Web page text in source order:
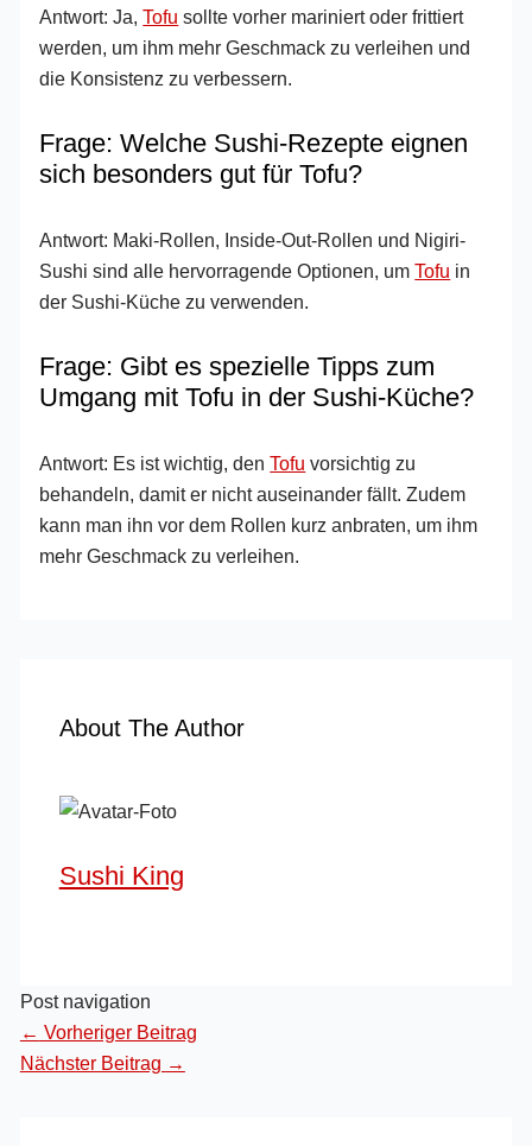
Antwort: Ja,Tofu sollte vorher mariniert oder frittiert
werden, um ihm mehr Geschmack zu verleihen und
die Konsistenz zu verbessern.
Frage: Welche Sushi-Rezepte eignen
sich besonders gut für Tofu?
Antwort: Maki-Rollen, Inside-Out-Rollen und Nigiri-
Sushi sind alle hervorragende Optionen, umTofu in
der Sushi-Küche zu verwenden.
Frage: Gibt es spezielle Tipps zum
Umgang mit Tofu in der Sushi-Küche?
Antwort: Es ist wichtig, denTofu vorsichtig zu
behandeln, damit er nicht auseinander fällt. Zudem
kann man ihn vor dem Rollen kurz anbraten, um ihm
mehr Geschmack zu verleihen.
About The Author
Sushi King
Post navigation
← Vorheriger Beitrag
Nächster Beitrag →